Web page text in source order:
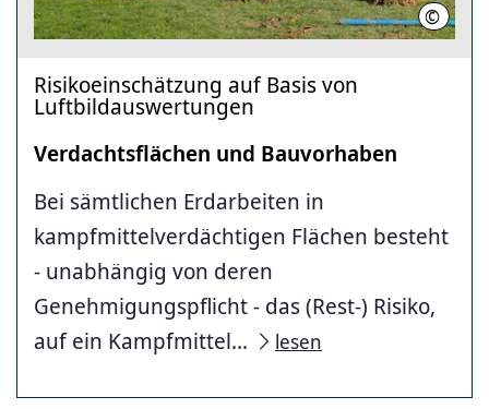
©
Risikoeinschätzung auf Basis von
Luftbildauswertungen
Verdachtsflächen und Bauvorhaben
Bei sämtlichen Erdarbeiten in
kampfmittelverdächtigen Flächen besteht
- unabhängig von deren
Genehmigungspflicht - das (Rest-) Risiko,
auf ein Kampfmittel...
lesen